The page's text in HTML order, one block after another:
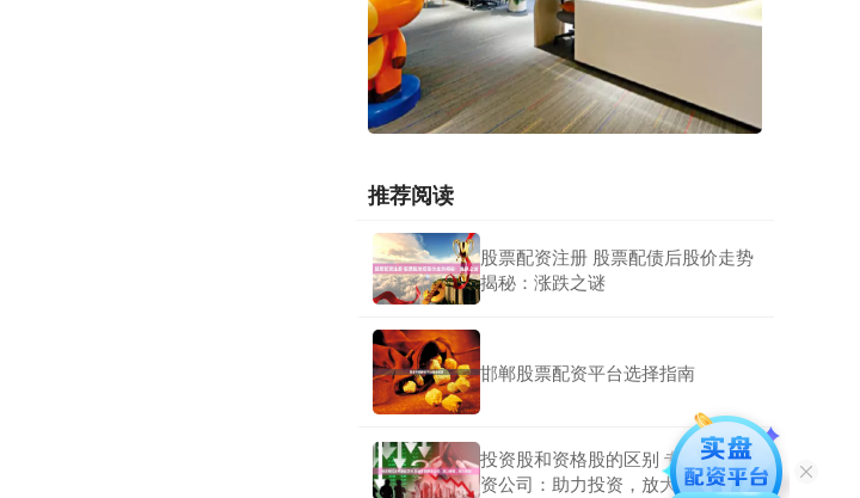
推荐阅读
股票配资注册 股票配债后股价走势
揭秘：涨跌之谜
邯郸股票配资平台选择指南
投资股和资格股的区别 专业股票配
资公司：助力投资，放大收益